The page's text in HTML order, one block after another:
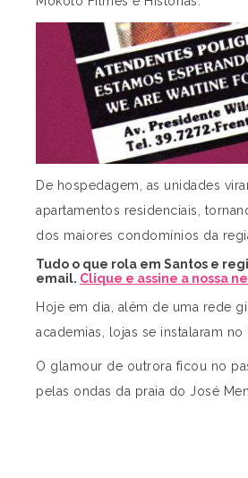
De hospedagem, as unidades
apartamentos residenciais,
dos maiores condomínios da
Tudo o que rola em Santos e
email. Clique e assine a nossa
Hoje em dia, além de uma rede
academias, lojas se instalaram no
O glamour de outrora ficou no
pelas ondas da praia do José